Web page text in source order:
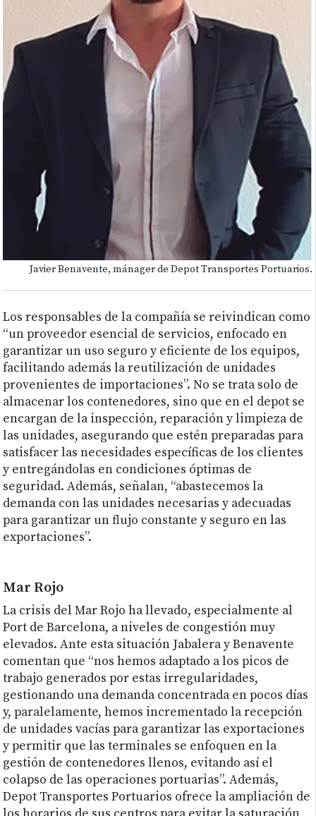
Javier Benavente, mánager de Depot Transportes Portuarios.
Los responsables de la compañía se reivindican como
“un proveedor esencial de servicios, enfocado en
garantizar un uso seguro y eficiente de los equipos,
facilitando además la reutilización de unidades
provenientes de importaciones”. No se trata solo de
almacenar los contenedores, sino que en el depot se
encargan de la inspección, reparación y limpieza de
las unidades, asegurando que estén preparadas para
satisfacer las necesidades específicas de los clientes
y entregándolas en condiciones óptimas de
seguridad. Además, señalan, “abastecemos la
demanda con las unidades necesarias y adecuadas
para garantizar un flujo constante y seguro en las
exportaciones”.
Mar Rojo
La crisis del Mar Rojo ha llevado, especialmente al
Port de Barcelona, a niveles de congestión muy
elevados. Ante esta situación Jabalera y Benavente
comentan que “nos hemos adaptado a los picos de
trabajo generados por estas irregularidades,
gestionando una demanda concentrada en pocos días
y, paralelamente, hemos incrementado la recepción
de unidades vacías para garantizar las exportaciones
y permitir que las terminales se enfoquen en la
gestión de contenedores llenos, evitando así el
colapso de las operaciones portuarias”. Además,
Depot Transportes Portuarios ofrece la ampliación de